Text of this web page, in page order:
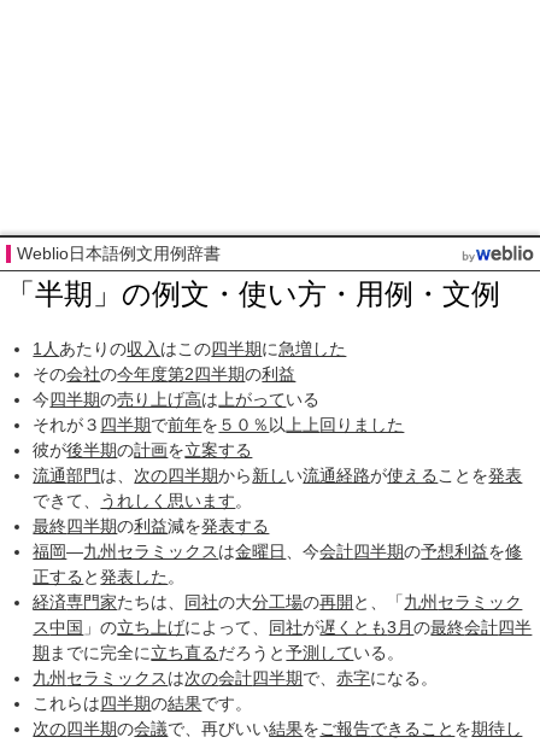
Weblio日本語例文用例辞書
「半期」の例文・使い方・用例・文例
1人 あたりの収入 はこの四半期に急増した
その会社の今年度第2四半期の利益
今四半期の売り上げ高は 上がっている
それが３ 四半期で前年を ５０％ 以 上上回りました
彼が後半期の計画を立案する
流通部門は、 次の四半期から新しい流通経路が使える ことを発表
できて、
うれしく 思います。
最終四半期の利益減を発表する
福岡―九州 セラミックスは金曜日 、今会計四半期の予想利益を修
正する と発表した 。
経済専門家たちは、 同社の大分工場の再開 と、「九州 セラミック
ス中国 」の立ち上げによって、 同社が遅くとも3月の最終会計四半
期 までに完全に立ち直るだろうと予測している。
九州 セラミックスは次の会計四半期で、赤字になる。
これらは四半期の結果です。
次の四半期の会議で、再びいい結果をご報告できること を期待し